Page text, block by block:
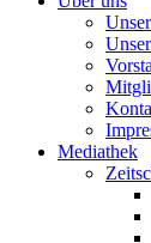
Mediathek